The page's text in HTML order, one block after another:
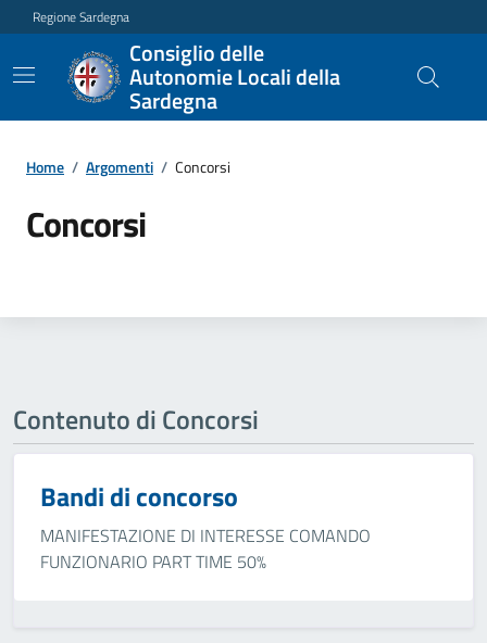
Regione Sardegna
Consiglio delle
Autonomie Locali della
Sardegna
Home / Argomenti / Concorsi
Concorsi
Contenuto di Concorsi
Bandi di concorso
MANIFESTAZIONE DI INTERESSE COMANDO
FUNZIONARIO PART TIME 50%